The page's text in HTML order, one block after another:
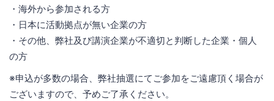
・海外から参加される方
・日本に活動拠点が無い企業の方
・その他、弊社及び講演企業が不適切と判断した企業・個人
の方
※申込が多数の場合、弊社抽選にてご参加をご遠慮頂く場合が
ございますので、予めご了承ください。